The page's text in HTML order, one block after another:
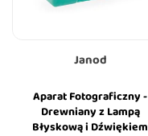
Janod
Aparat Fotograficzny -
Drewniany z Lampą
Błyskową i Dźwiękiem